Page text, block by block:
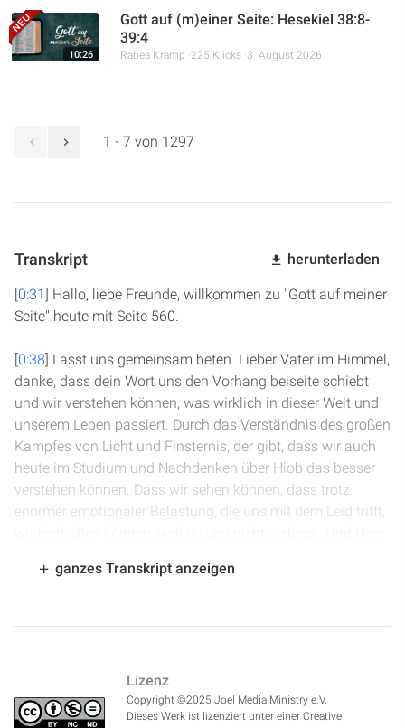
10:26
Gott auf (m)einer Seite: Hesekiel 38:8-
39:4
Rabea Kramp 225 Klicks 3. August 2026
1 - 7 von 1297
Transkript herunterladen
[0:31] Hallo, liebe Freunde, willkommen zu "Gott auf meiner
Seite" heute mit Seite 560.
[0:38] Lasst uns gemeinsam beten. Lieber Vater im Himmel,
danke, dass dein Wort uns den Vorhang beiseite schiebt
und wir verstehen können, was wirklich in dieser Welt und
unserem Leben passiert. Durch das Verständnis des großen
Kampfes von Licht und Finsternis, der gibt, dass wir auch
heute im Studium und Nachdenken über Hiob das besser
verstehen können. Dass wir sehen können, dass trotz
enormer emotionaler Belastung, die uns mit dem Leid trifft,
Wahrheit unser Herz hineinstrahlt, dass wir uns richtig
Rede von Bildad und macht deutlich, dass das, was der
zum Ausdruck gebracht hat, ihm auch im Prinzip ja klar ist,
ganzes Transkript anzeigen
Lizenz
Copyright ©2025 Joel Media Ministry e.V.
Dieses Werk ist lizenziert unter einer Creative